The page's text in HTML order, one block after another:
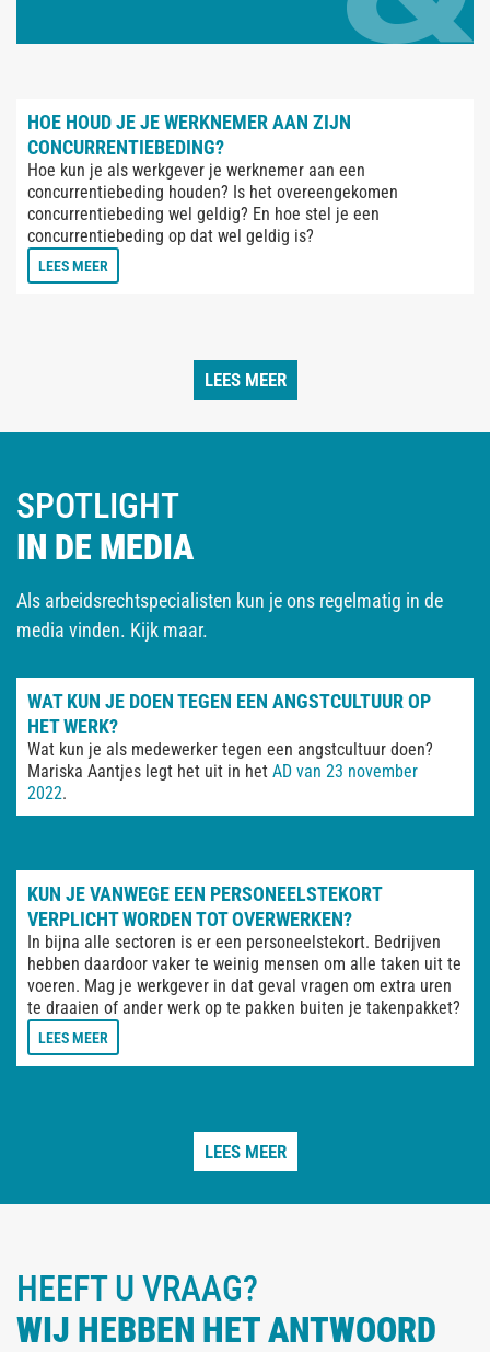
HOE HOUD JE JE WERKNEMER AAN ZIJN
CONCURRENTIEBEDING?
Hoe kun je als werkgever je werknemer aan een
concurrentiebeding houden? Is het overeengekomen
concurrentiebeding wel geldig? En hoe stel je een
concurrentiebeding op dat wel geldig is?
LEES MEER
LEES MEER
SPOTLIGHT
IN DE MEDIA
Als arbeidsrechtspecialisten kun je ons regelmatig in de
media vinden. Kijk maar.
WAT KUN JE DOEN TEGEN EEN ANGSTCULTUUR OP
HET WERK?
Wat kun je als medewerker tegen een angstcultuur doen?
Mariska Aantjes legt het uit in het AD van 23 november
2022.
KUN JE VANWEGE EEN PERSONEELSTEKORT
VERPLICHT WORDEN TOT OVERWERKEN?
In bijna alle sectoren is er een personeelstekort. Bedrijven
hebben daardoor vaker te weinig mensen om alle taken uit te
voeren. Mag je werkgever in dat geval vragen om extra uren
te draaien of ander werk op te pakken buiten je takenpakket?
LEES MEER
LEES MEER
HEEFT U VRAAG?
WIJ HEBBEN HET ANTWOORD